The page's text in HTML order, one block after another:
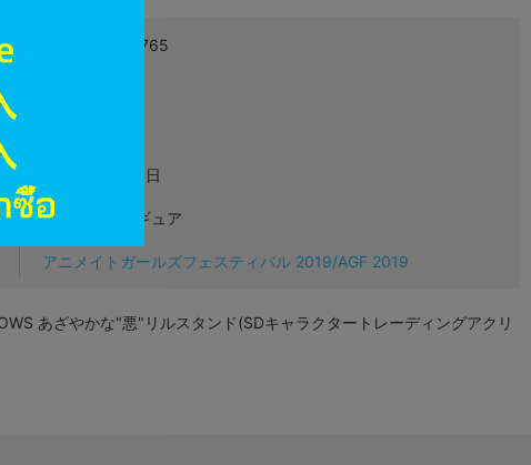
4582494260765
2019年11月09日
アクリルフィギュア
アニメイトガールズフェスティバル 2019/AGF 2019
あざやかな"悪"リルスタンド(SDキャラクタートレーディングアクリ